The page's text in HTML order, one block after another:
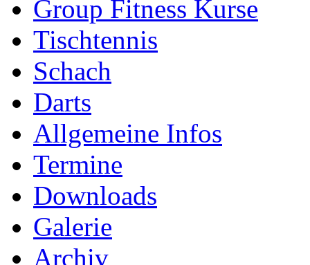
Group Fitness Kurse
Tischtennis
Schach
Darts
Allgemeine Infos
Termine
Downloads
Galerie
Archiv